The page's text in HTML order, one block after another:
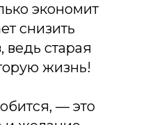
экономит
снизить
ведь старая
жизнь!
— это